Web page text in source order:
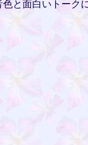
と面白いトー